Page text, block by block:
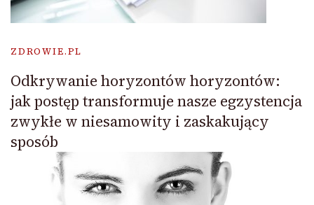
ZDROWIE.PL
Odkrywanie horyzontów horyzontów:
jak postęp transformuje nasze egzystencja
zwykłe w niesamowity i zaskakujący
sposób